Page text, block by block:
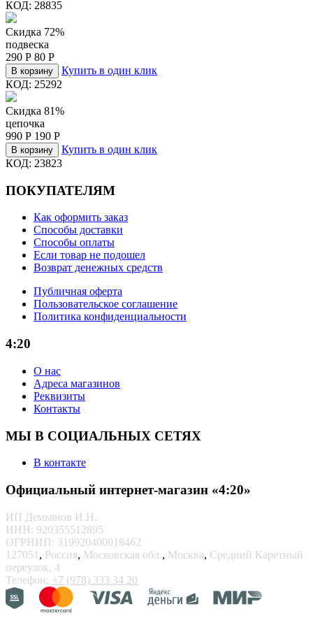
КОД: 28835
Скидка 72%
подвеска
290 Р 80 Р
В корзину
Купить в один клик
КОД: 25292
Скидка 81%
цепочка
990 Р 190 Р
В корзину
Купить в один клик
КОД: 23823
ПОКУПАТЕЛЯМ
Как оформить заказ
Способы доставки
Способы оплаты
Если товар не подошел
Возврат денежных средств
Публичная оферта
Пользовательское соглашение
Политика конфиденциальности
4:20
О нас
Адреса магазинов
Реквизиты
Контакты
МЫ В СОЦИАЛЬНЫХ СЕТЯХ
В контакте
Официальный интернет-магазин «4:20»
ИП Демьянов И.Н.
ИНН: 920355512895
ОГРНИП: 319920400018462
127051 , Россия, Московская обл., Москва, Средний Каретный
переулок, 4
Телефон: +7 (978) 333 34 20